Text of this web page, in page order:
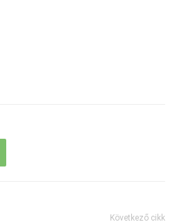
Következő cikk